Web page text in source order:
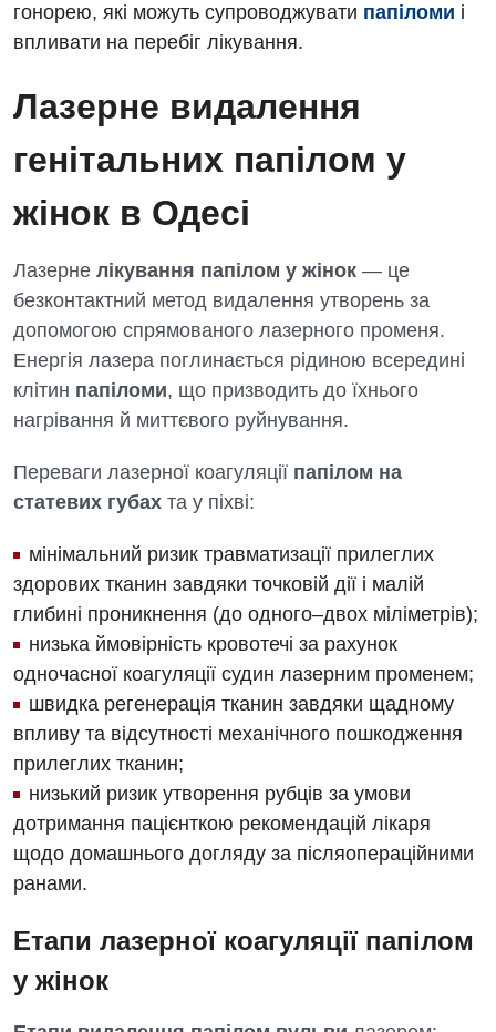
гонорею, які можуть супроводжувати папіломи і
впливати на перебіг лікування.
Лазерне видалення
генітальних папілом у
жінок в Одесі
Лазерне лікування папілом у жінок — це
безконтактний метод видалення утворень за
допомогою спрямованого лазерного променя.
Енергія лазера поглинається рідиною всередині
клітин папіломи, що призводить до їхнього
нагрівання й миттєвого руйнування.
Переваги лазерної коагуляції папілом на
статевих губах та у піхві:
мінімальний ризик травматизації прилеглих
здорових тканин завдяки точковій дії і малій
глибині проникнення (до одного–двох міліметрів);
низька ймовірність кровотечі за рахунок
одночасної коагуляції судин лазерним променем;
швидка регенерація тканин завдяки щадному
впливу та відсутності механічного пошкодження
прилеглих тканин;
низький ризик утворення рубців за умови
дотримання пацієнткою рекомендацій лікаря
щодо домашнього догляду за післяопераційними
ранами.
Етапи лазерної коагуляції папілом
у жінок